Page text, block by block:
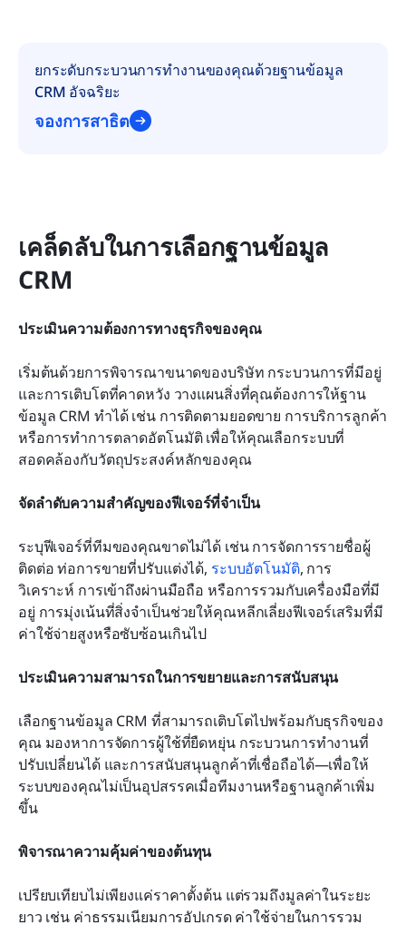
ยกระดับกระบวนการทำงานของคุณด้วยฐานข้อมูล
CRM อัจฉริยะ
จองการสาธิต
เคล็ดลับในการเลือกฐานข้อมูล
CRM
ประเมินความต้องการทางธุรกิจของคุณ
เริ่มต้นด้วยการพิจารณาขนาดของบริษัท กระบวนการที่มีอยู่
และการเติบโตที่คาดหวัง วางแผนสิ่งที่คุณต้องการให้ฐาน
ข้อมูล CRM ทำได้ เช่น การติดตามยอดขาย การบริการลูกค้า
หรือการทำการตลาดอัตโนมัติ เพื่อให้คุณเลือกระบบที่
สอดคล้องกับวัตถุประสงค์หลักของคุณ
จัดลำดับความสำคัญของฟีเจอร์ที่จำเป็น
ระบุฟีเจอร์ที่ทีมของคุณขาดไม่ได้ เช่น การจัดการรายชื่อผู้
ติดต่อ ท่อการขายที่ปรับแต่งได้, ระบบอัตโนมัติ, การ
วิเคราะห์ การเข้าถึงผ่านมือถือ หรือการรวมกับเครื่องมือที่มี
อยู่ การมุ่งเน้นที่สิ่งจำเป็นช่วยให้คุณหลีกเลี่ยงฟีเจอร์เสริมที่มี
ค่าใช้จ่ายสูงหรือซับซ้อนเกินไป
ประเมินความสามารถในการขยายและการสนับสนุน
เลือกฐานข้อมูล CRM ที่สามารถเติบโตไปพร้อมกับธุรกิจของ
คุณ มองหาการจัดการผู้ใช้ที่ยืดหยุ่น กระบวนการทำงานที่
ปรับเปลี่ยนได้ และการสนับสนุนลูกค้าที่เชื่อถือได้—เพื่อให้
ระบบของคุณไม่เป็นอุปสรรคเมื่อทีมงานหรือฐานลูกค้าเพิ่ม
ขึ้น
พิจารณาความคุ้มค่าของต้นทุน
เปรียบเทียบไม่เพียงแค่ราคาตั้งต้น แต่รวมถึงมูลค่าในระยะ
ยาว เช่น ค่าธรรมเนียมการอัปเกรด ค่าใช้จ่ายในการรวม